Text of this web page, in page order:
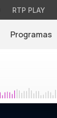
RTP PLAY
Programas